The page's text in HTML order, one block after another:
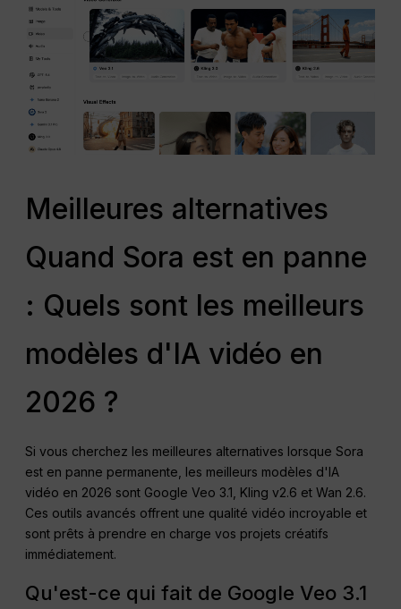
Meilleures alternatives
Quand Sora est en panne
: Quels sont les meilleurs
modèles d'IA vidéo en
2026 ?
Si vous cherchez les meilleures alternatives lorsque Sora
est en panne permanente, les meilleurs modèles d'IA
vidéo en 2026 sont Google Veo 3.1, Kling v2.6 et Wan 2.6.
Ces outils avancés offrent une qualité vidéo incroyable et
sont prêts à prendre en charge vos projets créatifs
immédiatement.
Qu'est-ce qui fait de Google Veo 3.1